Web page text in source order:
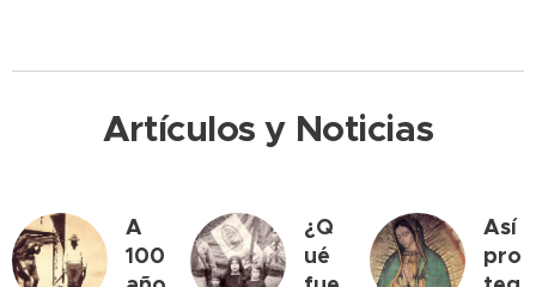
Artículos y Noticias
A
100
¿Q
ué
Así
pro